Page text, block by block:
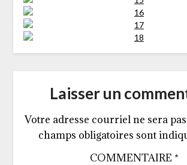
Laisser un
Votre adresse courriel ne sera
champs obligatoires sont
COMMENTAIRE *